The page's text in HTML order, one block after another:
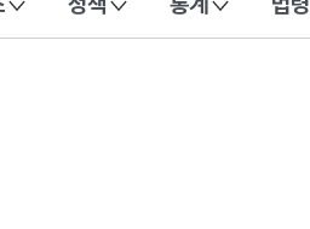
전자정부 누리집입니다.